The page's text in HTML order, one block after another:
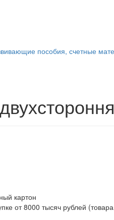
пособия, счетные
картон
от 8000 тысяч рублей